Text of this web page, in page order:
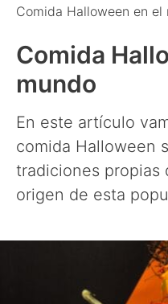
Comida Halloween en el
Comida
mundo
En este artículo
comida Halloween
tradiciones propias
origen de esta